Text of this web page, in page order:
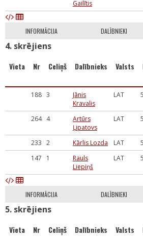
Gailītis
INFORMĀCIJA DALĪBNIEKI
4. skrējiens
Vieta Nr Celiņš Dalībnieks Valsts
188 3
Jānis
Kravalis
LAT
264 4
Artūrs
Ļipatovs
LAT
233 2 Kārlis Lozda LAT
147
1
Rauls
Liepiņš
LAT
INFORMĀCIJA DALĪBNIEKI
5. skrējiens
Vieta Nr Celiņš Dalībnieks Valsts